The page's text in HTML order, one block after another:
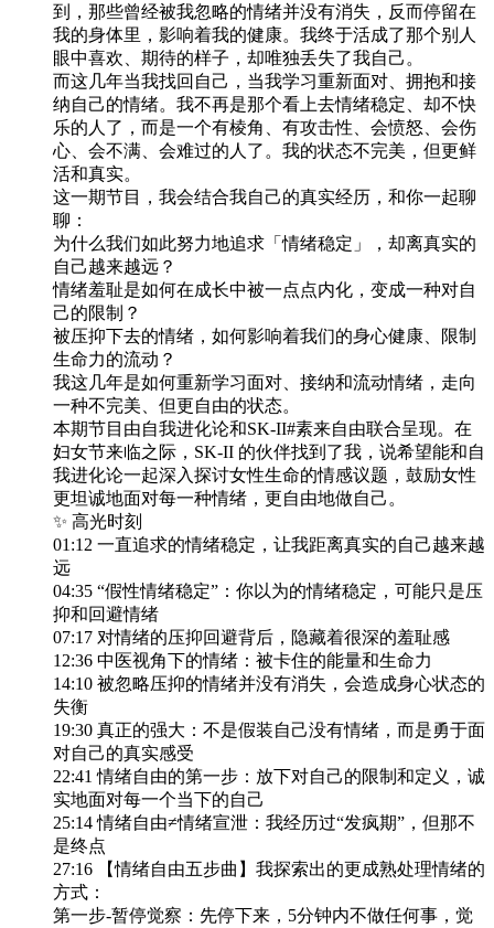
到，那些曾经被我忽略的情绪并没有消失，反而停留在
我的身体里，影响着我的健康。我终于活成了那个别人
眼中喜欢、期待的样子，却唯独丢失了我自己。
而这几年当我找回自己，当我学习重新面对、拥抱和接
纳自己的情绪。我不再是那个看上去情绪稳定、却不快
乐的人了，而是一个有棱角、有攻击性、会愤怒、会伤
心、会不满、会难过的人了。我的状态不完美，但更鲜
活和真实。
这一期节目，我会结合我自己的真实经历，和你一起聊
聊：
为什么我们如此努力地追求「情绪稳定」，却离真实的
自己越来越远？
情绪羞耻是如何在成长中被一点点内化，变成一种对自
己的限制？
被压抑下去的情绪，如何影响着我们的身心健康、限制
生命力的流动？
我这几年是如何重新学习面对、接纳和流动情绪，走向
一种不完美、但更自由的状态。
本期节目由自我进化论和SK-II#素来自由联合呈现。在
妇女节来临之际，SK-II 的伙伴找到了我，说希望能和自
我进化论一起深入探讨女性生命的情感议题，鼓励女性
更坦诚地面对每一种情绪，更自由地做自己。
✨ 高光时刻
01:12 一直追求的情绪稳定，让我距离真实的自己越来越
远
04:35 “假性情绪稳定”：你以为的情绪稳定，可能只是压
抑和回避情绪
07:17 对情绪的压抑回避背后，隐藏着很深的羞耻感
12:36 中医视角下的情绪：被卡住的能量和生命力
14:10 被忽略压抑的情绪并没有消失，会造成身心状态的
失衡
19:30 真正的强大：不是假装自己没有情绪，而是勇于面
对自己的真实感受
22:41 情绪自由的第一步：放下对自己的限制和定义，诚
实地面对每一个当下的自己
25:14 情绪自由≠情绪宣泄：我经历过“发疯期”，但那不
是终点
27:16 【情绪自由五步曲】我探索出的更成熟处理情绪的
方式：
第一步-暂停觉察：先停下来，5分钟内不做任何事，觉